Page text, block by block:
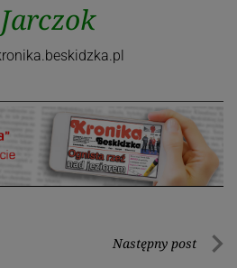
Następny post